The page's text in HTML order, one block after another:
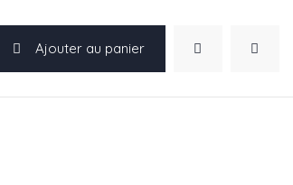
Ajouter au panier